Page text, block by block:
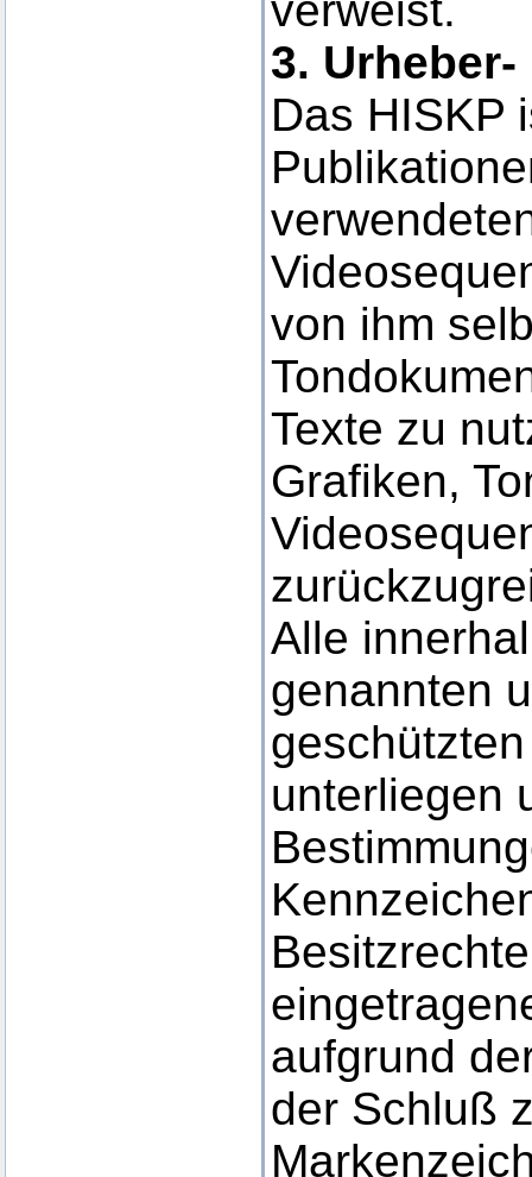
3.
Das HISKP
von ihm
Texte zu
Grafiken,
Alle
genannten
unterliegen
aufgrund
der Schluß